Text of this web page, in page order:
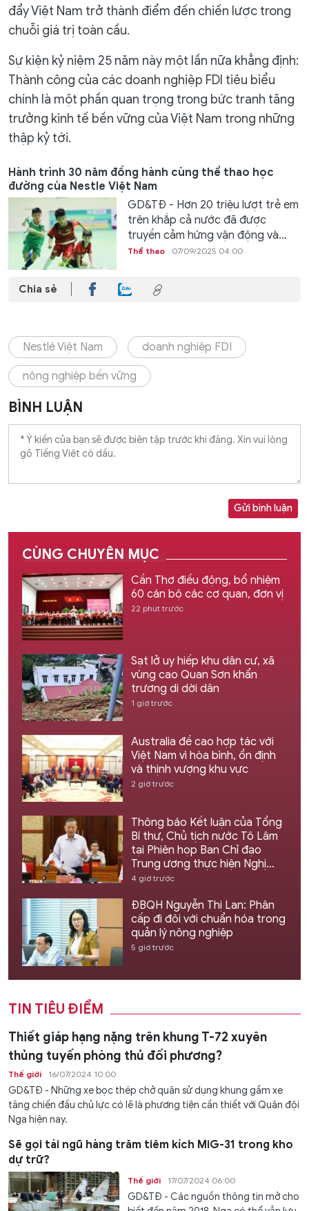
đẩy Việt Nam trở thành điểm đến chiến lược trong
chuỗi giá trị toàn cầu.
Sự kiện kỷ niệm 25 năm này một lần nữa khẳng định:
Thành công của các doanh nghiệp FDI tiêu biểu
chính là một phần quan trọng trong bức tranh tăng
trưởng kinh tế bền vững của Việt Nam trong những
thập kỷ tới.
Hành trình 30 năm đồng hành cùng thể thao học
đường của Nestle Việt Nam
GD&TĐ - Hơn 20 triệu lượt trẻ em
trên khắp cả nước đã được
truyền cảm hứng vận động và...
Thể thao 07/09/2025 04:00
Chia sẻ
Nestlé Việt Nam doanh nghiệp FDI
nông nghiệp bền vững
BÌNH LUẬN
Gửi bình luận
CÙNG CHUYÊN MỤC
Cần Thơ điều động, bổ nhiệm
60 cán bộ các cơ quan, đơn vị
22 phút trước
Sạt lở uy hiếp khu dân cư, xã
vùng cao Quan Sơn khẩn
trương di dời dân
1 giờ trước
Australia đề cao hợp tác với
Việt Nam vì hòa bình, ổn định
và thịnh vượng khu vực
2 giờ trước
Thông báo Kết luận của Tổng
Bí thư, Chủ tịch nước Tô Lâm
tại Phiên họp Ban Chỉ đạo
Trung ương thực hiện Nghị
quyết 57
4 giờ trước
ĐBQH Nguyễn Thị Lan: Phân
cấp đi đôi với chuẩn hóa trong
quản lý nông nghiệp
5 giờ trước
TIN TIÊU ĐIỂM
Thiết giáp hạng nặng trên khung T-72 xuyên
thủng tuyến phòng thủ đối phương?
Thế giới 16/07/2024 10:00
GD&TĐ - Những xe bọc thép chở quân sử dụng khung gầm xe
tăng chiến đấu chủ lực có lẽ là phương tiện cần thiết với Quân đội
Nga hiện nay.
Sẽ gọi tái ngũ hàng trăm tiêm kích MiG-31 trong kho
dự trữ?
Thế giới 17/07/2024 06:00
GD&TĐ - Các nguồn thông tin mở cho